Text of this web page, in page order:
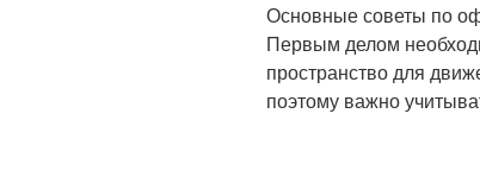
Основные советы по
Первым делом
пространство для
поэтому важно